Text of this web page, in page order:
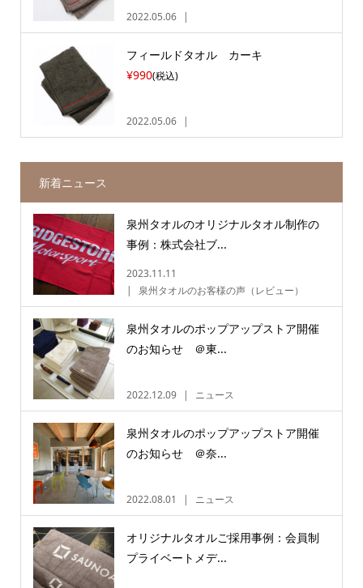
2022.05.06
フィールドタオル カーキ
¥990(税込)
2022.05.06
新着ニュース
泉州タオルのオリジナルタオル制作の
事例：株式会社ブ...
2023.11.11
泉州タオルのお客様の声（レビュー）
泉州タオルのポップアップストア開催
のお知らせ ＠東...
2022.12.09 ニュース
泉州タオルのポップアップストア開催
のお知らせ ＠奈...
2022.08.01 ニュース
オリジナルタオルご採用事例：会員制
プライベートメデ...